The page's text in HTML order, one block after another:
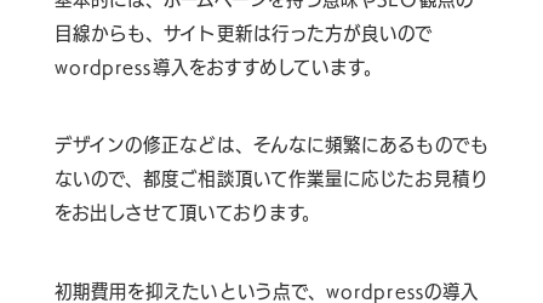
目線からも、サイト更新は行った方が良いので
wordpress導入をおすすめしています。
デザインの修正などは、そんなに頻繁にあるものでも
ないので、都度ご相談頂いて作業量に応じたお見積り
をお出しさせて頂いております。
初期費用を抑えたいという点で、wordpressの導入